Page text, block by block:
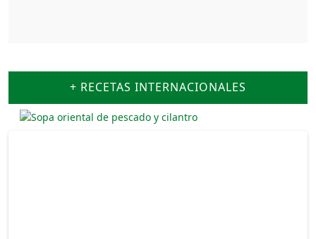
+ RECETAS INTERNACIONALES